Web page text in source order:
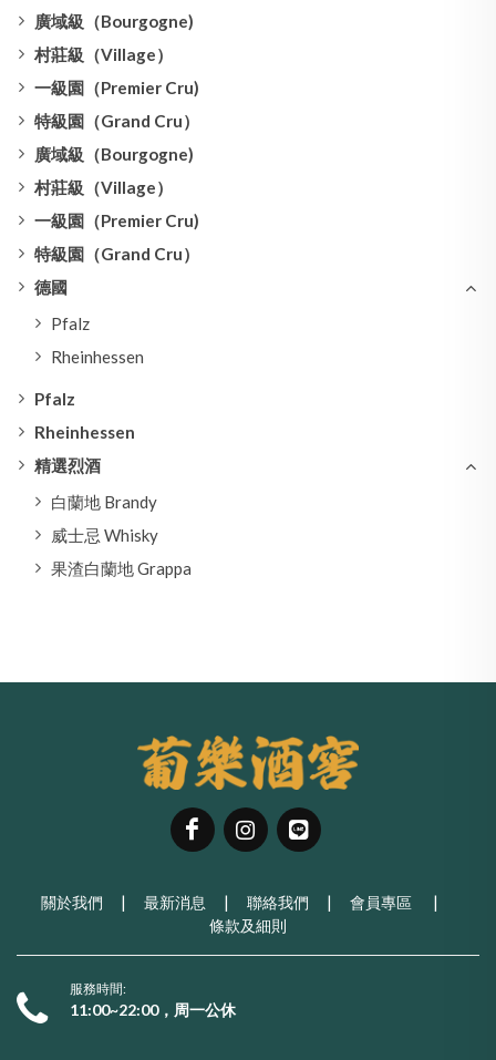
廣域級（Bourgogne)
村莊級（Village）
一級園（Premier Cru)
特級園（Grand Cru）
廣域級（Bourgogne)
村莊級（Village）
一級園（Premier Cru)
特級園（Grand Cru）
德國
Pfalz
Rheinhessen
Pfalz
Rheinhessen
精選烈酒
白蘭地 Brandy
威士忌 Whisky
果渣白蘭地 Grappa
關於我們 | 最新消息 | 聯絡我們 | 會員專區
|
條款及細則
服務時間:
11:00~22:00，周一公休